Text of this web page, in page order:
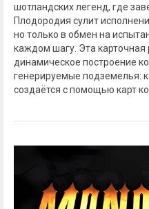
шотландских легенд, где
Плодородия сулит
но только в обмен на
каждом шагу. Эта карточная
динамическое построение
генерируемые подземелья:
создаётся с помощью карт